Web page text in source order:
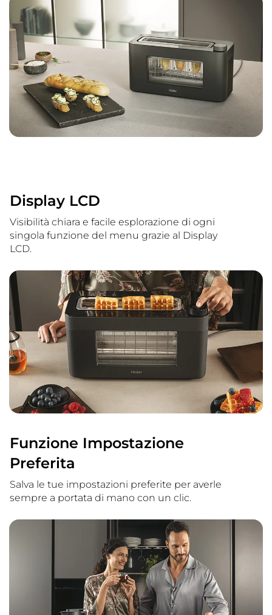
Display LCD
Visibilità chiara e facile esplorazione di ogni
singola funzione del menu grazie al Display
LCD.
Funzione Impostazione
Preferita
Salva le tue impostazioni preferite per averle
sempre a portata di mano con un clic.